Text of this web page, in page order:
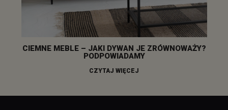
CIEMNE MEBLE – JAKI DYWAN JE ZRÓWNOWAŻY?
PODPOWIADAMY
CZYTAJ WIĘCEJ